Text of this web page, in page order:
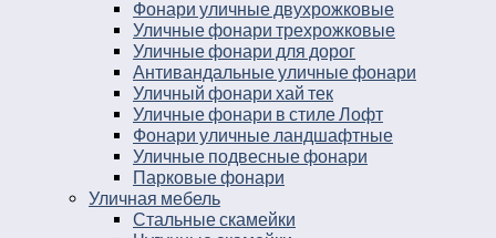
Фонари уличные двухрожковые
Уличные фонари трехрожковые
Уличные фонари для дорог
Антивандальные уличные фонари
Уличный фонари хай тек
Уличные фонари в стиле Лофт
Фонари уличные ландшафтные
Уличные подвесные фонари
Парковые фонари
Уличная мебель
Стальные скамейки